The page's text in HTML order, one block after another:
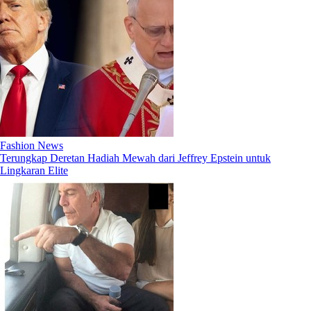
Fashion News
Terungkap Deretan Hadiah Mewah dari Jeffrey Epstein untuk
Lingkaran Elite